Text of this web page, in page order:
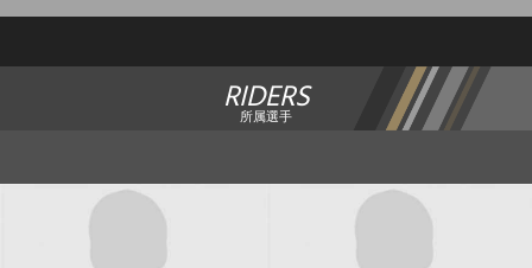
RIDERS
所属選手